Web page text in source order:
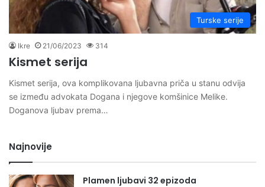
Turske serije
Ikre 21/06/2023 314
Kismet serija
Kismet serija, ova komplikovana ljubavna priča u stanu odvija
se između advokata Dogana i njegove komšinice Melike.
Doganova ljubav prema…
Najnovije
Plamen ljubavi 32 epizoda